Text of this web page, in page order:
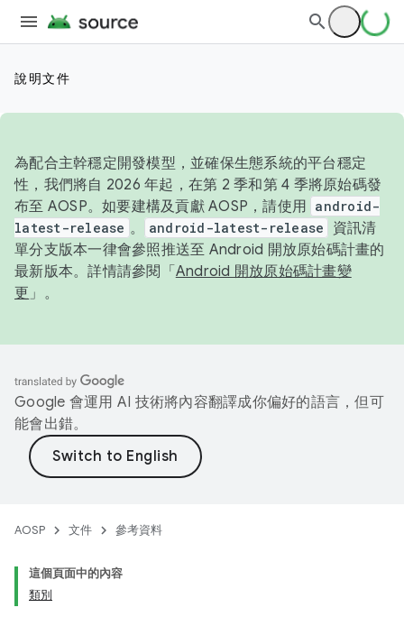
說明文件
為配合主幹穩定開發模型，並確保生態系統的平台穩定
性，我們將自 2026 年起，在第 2 季和第 4 季將原始碼發
布至 AOSP。如要建構及貢獻 AOSP，請使用 android-
latest-release 。 android-latest-release
資訊清
單分支版本一律會參照推送至 Android 開放原始碼計畫的
最新版本。詳情請參閱「 Android 開放原始碼計畫變
更 」。
Google 會運用 AI 技術將內容翻譯成你偏好的語言，但可
能會出錯。
AOSP 文件 參考資料
這個頁面中的內容
類別